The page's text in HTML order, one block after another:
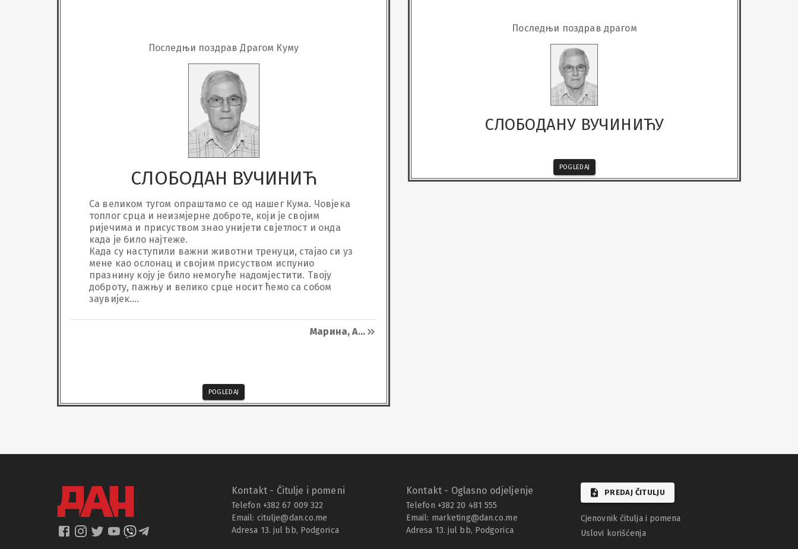
Последњи поздрав Драгом Куму
СЛОБОДАН ВУЧИНИЋ
Са великом тугом опраштамо се од нашег Кума. Човјека
топлог срца и неизмјерне доброте, који је својим
ријечима и присуством знао унијети свјетлост и онда
када је било најтеже.
Када су наступили важни животни тренуци, стајао си уз
мене као ослонац и својим присуством испунио
празнину коју је било немогуће надомјестити. Твоју
доброту, пажњу и велико срце носит ћемо са собом
заувијек.
дијелио с нама. Хвала ти што си био дио наше породице
Марина, А...
POGLEDAJ
Последњи поздрав драгом
СЛОБОДАНУ ВУЧИНИЋУ
POGLEDAJ
Kontakt - Čitulje i pomeni
Telefon +382 67 009 322
Email: citulje@dan.co.me
Adresa 13. jul bb, Podgorica
Kontakt - Oglasno odjeljenje
Telefon +382 20 481 555
Email: marketing@dan.co.me
Adresa 13. jul bb, Podgorica
PREDAJ ČITULJU
Cjenovnik čitulja i pomena
Uslovi korišćenja